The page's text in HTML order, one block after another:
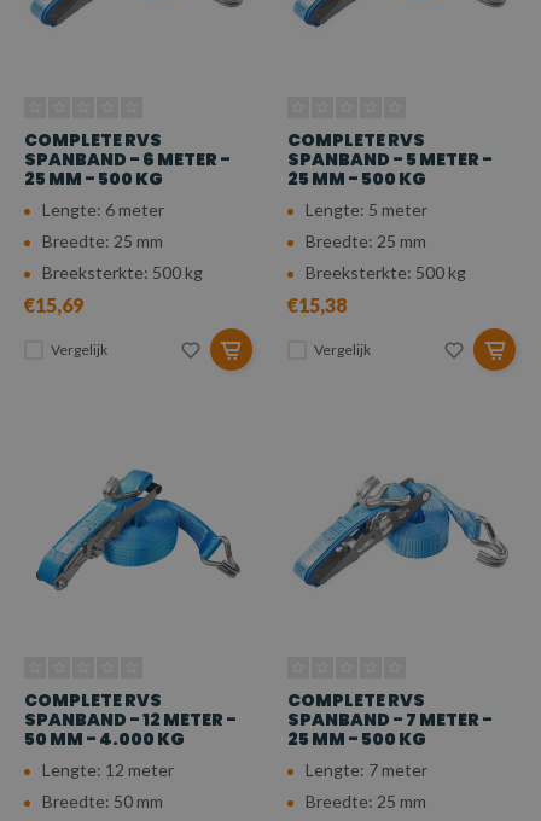
COMPLETE RVS
SPANBAND - 6 METER -
25 MM - 500 KG
Lengte: 6 meter
Breedte: 25 mm
Breeksterkte: 500 kg
€15,69
Vergelijk
COMPLETE RVS
SPANBAND - 5 METER -
25 MM - 500 KG
Lengte: 5 meter
Breedte: 25 mm
Breeksterkte: 500 kg
€15,38
Vergelijk
COMPLETE RVS
SPANBAND - 12 METER -
50 MM - 4.000 KG
Lengte: 12 meter
Breedte: 50 mm
COMPLETE RVS
SPANBAND - 7 METER -
25 MM - 500 KG
Lengte: 7 meter
Breedte: 25 mm